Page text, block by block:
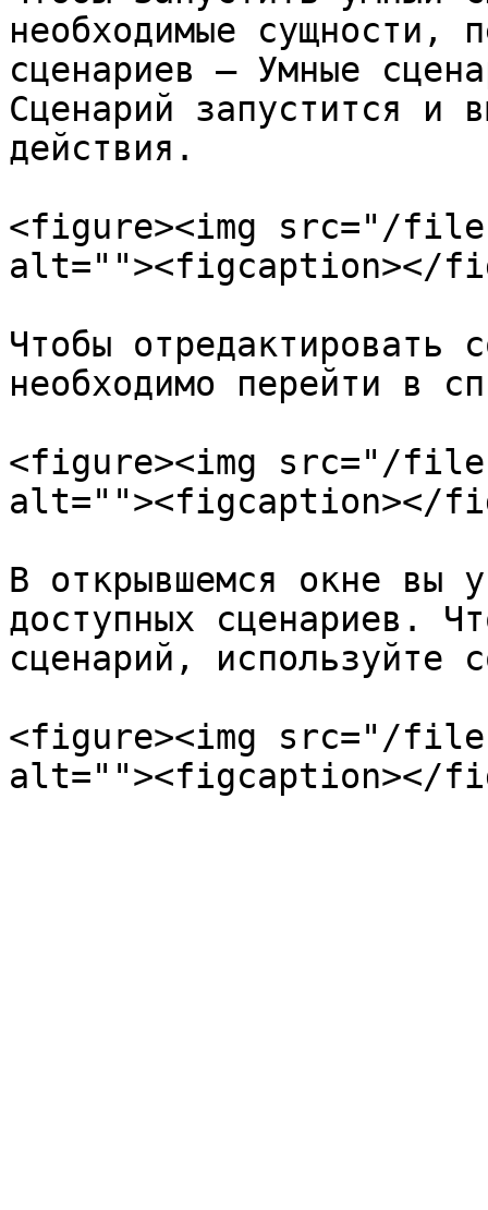
необходимые сущности,
сценариев ‒ Умные
Сценарий запустится и
действия.
<figure><img src="/files/
alt=""><figcaption></
Чтобы отредактировать
необходимо перейти в
<figure><img src="/
alt=""><figcaption></
В открывшемся окне вы
доступных сценариев.
сценарий, используйте
<figure><img src="/files/